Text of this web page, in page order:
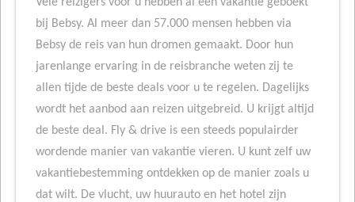
bij Bebsy. Al meer dan 57.000 mensen hebben via
Bebsy de reis van hun dromen gemaakt. Door hun
jarenlange ervaring in de reisbranche weten zij te
allen tijde de beste deals voor u te regelen. Dagelijks
wordt het aanbod aan reizen uitgebreid. U krijgt altijd
de beste deal. Fly & drive is een steeds populairder
wordende manier van vakantie vieren. U kunt zelf uw
vakantiebestemming ontdekken op de manier zoals u
dat wilt. De vlucht, uw huurauto en het hotel zijn